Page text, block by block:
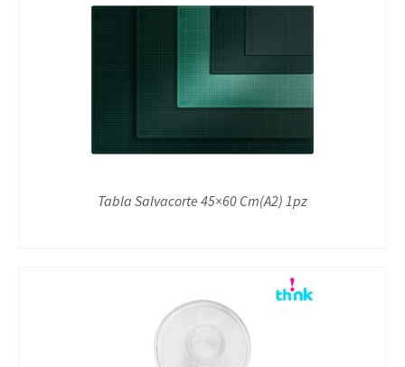
Tabla Salvacorte 45×60 Cm(A2) 1pz